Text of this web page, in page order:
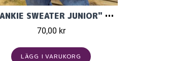
"FRANKIE SWEATER JUNIOR" STICKAD I DOUBLE SUNDAY MÖNSTER FRÅN PETITEKNIT
70,00 kr
LÄGG I VARUKORG